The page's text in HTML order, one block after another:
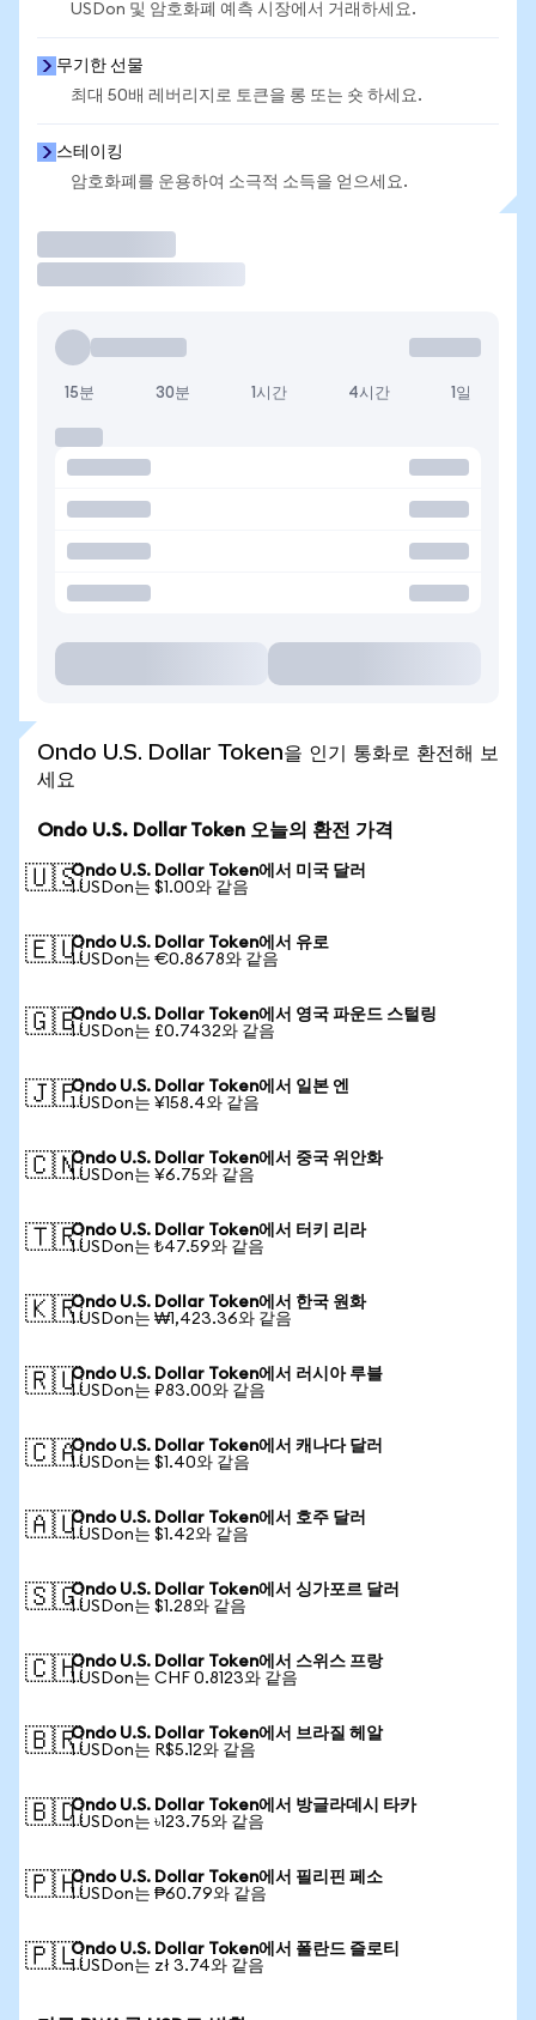
USDon 및 암호화폐 예측 시장에서 거래하세요.
무기한 선물
최대 50배 레버리지로 토큰을 롱 또는 숏 하세요.
스테이킹
암호화폐를 운용하여 소극적 소득을 얻으세요.
15분 30분 1시간 4시간 1일
Ondo U.S. Dollar Token을 인기 통화로 환전해 보
세요
Ondo U.S. Dollar Token 오늘의 환전 가격
🇺🇸Ondo U.S. Dollar Token에서 미국 달러
1 USDon는 $1.00와 같음
🇪🇺Ondo U.S. Dollar Token에서 유로
1 USDon는 €0.8678와 같음
🇬🇧Ondo U.S. Dollar Token에서 영국 파운드 스털링
1 USDon는 £0.7432와 같음
🇯🇵Ondo U.S. Dollar Token에서 일본 엔
1 USDon는 ¥158.4와 같음
🇨🇳Ondo U.S. Dollar Token에서 중국 위안화
1 USDon는 ¥6.75와 같음
🇹🇷Ondo U.S. Dollar Token에서 터키 리라
1 USDon는 ₺47.59와 같음
🇰🇷Ondo U.S. Dollar Token에서 한국 원화
1 USDon는 ₩1,423.36와 같음
🇷🇺Ondo U.S. Dollar Token에서 러시아 루블
1 USDon는 ₽83.00와 같음
🇨🇦Ondo U.S. Dollar Token에서 캐나다 달러
1 USDon는 $1.40와 같음
🇦🇺Ondo U.S. Dollar Token에서 호주 달러
1 USDon는 $1.42와 같음
🇸🇬Ondo U.S. Dollar Token에서 싱가포르 달러
1 USDon는 $1.28와 같음
🇨🇭Ondo U.S. Dollar Token에서 스위스 프랑
1 USDon는 CHF 0.8123와 같음
🇧🇷Ondo U.S. Dollar Token에서 브라질 헤알
1 USDon는 R$5.12와 같음
🇧🇩Ondo U.S. Dollar Token에서 방글라데시 타카
1 USDon는 ৳123.75와 같음
🇵🇭Ondo U.S. Dollar Token에서 필리핀 페소
1 USDon는 ₱60.79와 같음
🇵🇱Ondo U.S. Dollar Token에서 폴란드 즐로티
1 USDon는 zł 3.74와 같음